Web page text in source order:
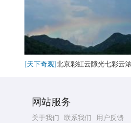
[天下奇观]北京彩虹云隙光七彩云
网站服务
关于我们 联系我们
用户反馈